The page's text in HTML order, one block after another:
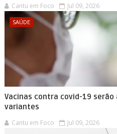
Cantu em Foco Jul 09, 2026
SAÚDE
Vacinas contra covid-19
variantes
Cantu em Foco Jul 09, 2026